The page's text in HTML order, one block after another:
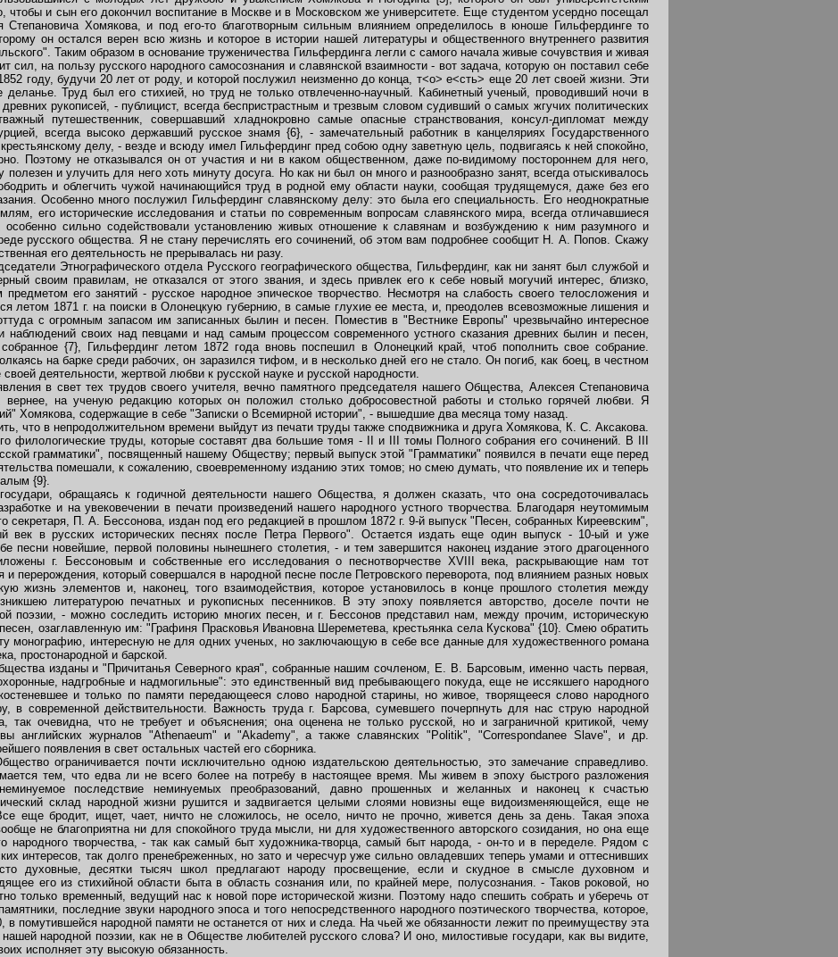
чтобы и сын его докончил воспитание в Москве и в Московском же университете. Еще студентом усердно посещал
Степановича Хомякова, и под его-то благотворным сильным влиянием определилось в юноше Гильфердинге то
он остался верен всю жизнь и которое в истории нашей литературы и общественного внутреннего развития
Таким образом в основание труженичества Гильфердинга легли с самого начала живые сочувствия и живая
сил, на пользу русского народного самосознания и славянской взаимности - вот задача, которую он поставил себе
году, будучи 20 лет от роду, и которой послужил неизменно до конца, т<о> е<сть> еще 20 лет своей жизни. Эти
Труд был его стихией, но труд не только отвлеченно-научный. Кабинетный ученый, проводивший ночи в
древних рукописей, - публицист, всегда беспристрастным и трезвым словом судивший о самых жгучих политических
путешественник, совершавший хладнокровно самые опасные странствования, консул-дипломат между
всегда высоко державший русское знамя {6}, - замечательный работник в канцеляриях Государственного
делу, - везде и всюду имел Гильфердинг пред собою одну заветную цель, подвигаясь к ней спокойно,
Поэтому не отказывался он от участия и ни в каком общественном, даже по-видимому постороннем для него,
и улучить для него хоть минуту досуга. Но как ни был он много и разнообразно занят, всегда отыскивалось
и облегчить чужой начинающийся труд в родной ему области науки, сообщая трудящемуся, даже без его
Особенно много послужил Гильфердинг славянскому делу: это была его специальность. Его неоднократные
его исторические исследования и статьи по современным вопросам славянского мира, всегда отличавшиеся
сильно содействовали установлению живых отношение к славянам и возбуждению к ним разумного и
русского общества. Я не стану перечислять его сочинений, об этом вам подробнее сообщит Н. А. Попов. Скажу
его деятельность не прерывалась ни разу.
Этнографического отдела Русского географического общества, Гильфердинг, как ни занят был службой и
своим правилам, не отказался от этого звания, и здесь привлек его к себе новый могучий интерес, близко,
его занятий - русское народное эпическое творчество. Несмотря на слабость своего телосложения и
летом 1871 г. на поиски в Олонецкую губернию, в самые глухие ее места, и, преодолев всевозможные лишения и
с огромным запасом им записанных былин и песен. Поместив в "Вестнике Европы" чрезвычайно интересное
наблюдений своих над певцами и над самым процессом современного устного сказания древних былин и песен,
{7}, Гильфердинг летом 1872 года вновь поспешил в Олонецкий край, чтоб пополнить свое собрание.
на барке среди рабочих, он заразился тифом, и в несколько дней его не стало. Он погиб, как боец, в честном
деятельности, жертвой любви к русской науке и русской народности.
в свет тех трудов своего учителя, вечно памятного председателя нашего Общества, Алексея Степановича
на ученую редакцию которых он положил столько добросовестной работы и столько горячей любви. Я
Хомякова, содержащие в себе "Записки о Всемирной истории", - вышедшие два месяца тому назад.
что в непродолжительном времени выйдут из печати труды также сподвижника и друга Хомякова, К. С. Аксакова.
филологические труды, которые составят два большие томя - II и III томы Полного собрания его сочинений. В III
грамматики", посвященный нашему Обществу; первый выпуск этой "Грамматики" появился в печати еще перед
помешали, к сожалению, своевременному изданию этих томов; но смею думать, что появление их и теперь
{9}.
обращаясь к годичной деятельности нашего Общества, я должен сказать, что она сосредоточивалась
и на увековечении в печати произведений нашего народного устного творчества. Благодаря неутомимым
секретаря, П. А. Бессонова, издан под его редакцией в прошлом 1872 г. 9-й выпуск "Песен, собранных Киреевским",
век в русских исторических песнях после Петра Первого". Остается издать еще один выпуск - 10-ый и уже
песни новейшие, первой половины нынешнего столетия, - и тем завершится наконец издание этого драгоценного
г. Бессоновым и собственные его исследования о песнотворчестве XVIII века, раскрывающие нам тот
и перерождения, который совершался в народной песне после Петровского переворота, под влиянием разных новых
жизнь элементов и, наконец, того взаимодействия, которое установилось в конце прошлого столетия между
литературою печатных и рукописных песенников. В эту эпоху появляется авторство, доселе почти не
поэзии, - можно соследить историю многих песен, и г. Бессонов представил нам, между прочим, историческую
озаглавленную им: "Графиня Прасковья Ивановна Шереметева, крестьянка села Кускова" {10}. Смею обратить
монографию, интересную не для одних ученых, но заключающую в себе все данные для художественного романа
простонародной и барской.
изданы и "Причитанья Северного края", собранные нашим сочленом, Е. В. Барсовым, именно часть первая,
надгробные и надмогильные": это единственный вид пребывающего покуда, еще не иссякшего народного
и только по памяти передающееся слово народной старины, но живое, творящееся слово народного
в современной действительности. Важность труда г. Барсова, сумевшего почерпнуть для нас струю народной
так очевидна, что не требует и объяснения; она оценена не только русской, но и заграничной критикой, чему
английских журналов "Athenaeum" и "Akademy", а также славянских "Politik", "Correspondanee Slave", и др.
появления в свет остальных частей его сборника.
ограничивается почти исключительно одною издательскою деятельностью, это замечание справедливо.
тем, что едва ли не всего более на потребу в настоящее время. Мы живем в эпоху быстрого разложения
последствие неминуемых преобразований, давно прошенных и желанных и наконец к счастью
склад народной жизни рушится и задвигается целыми слоями новизны еще видоизменяющейся, еще не
еще бродит, ищет, чает, ничто не сложилось, не осело, ничто не прочно, живется день за день. Такая эпоха
не благоприятна ни для спокойного труда мысли, ни для художественного авторского созидания, но она еще
народного творчества, - так как самый быт художника-творца, самый быт народа, - он-то и в переделе. Рядом с
интересов, так долго пренебреженных, но зато и чересчур уже сильно овладевших теперь умами и оттеснивших
духовные, десятки тысяч школ предлагают народу просвещение, если и скудное в смысле духовном и
его из стихийной области быта в область сознания или, по крайней мере, полусознания. - Таков роковой, но
только временный, ведущий нас к новой поре исторической жизни. Поэтому надо спешить собрать и уберечь от
последние звуки народного эпоса и того непосредственного народного поэтического творчества, которое,
в помутившейся народной памяти не останется от них и следа. На чьей же обязанности лежит по преимуществу эта
народной поэзии, как не в Обществе любителей русского слова? И оно, милостивые государи, как вы видите,
исполняет эту высокую обязанность.